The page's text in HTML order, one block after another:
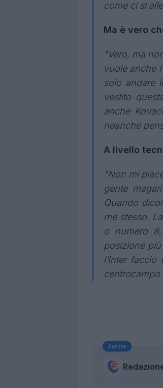
come ci si
Ma è vero
"Vero, ma
vuole anche
solo andare
vestito
anche
neanche
A livello
"Non mi
gente
Quando
me stesso.
o numero
posizione
l’Inter
centrocampo
Autore